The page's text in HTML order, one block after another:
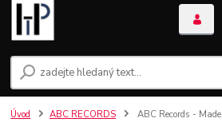
Úvod ABC RECORDS ABC Records -